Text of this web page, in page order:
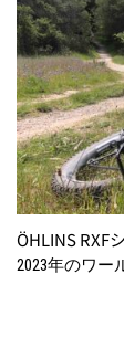
ÖHLINS RXF
2023年のワー